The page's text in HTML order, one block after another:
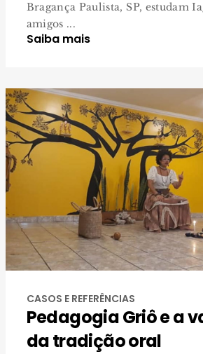
Bragança Paulista, SP, estudam
amigos ...
Saiba mais
CASOS E REFERÊNCIAS
Pedagogia Griô e a
da tradição oral